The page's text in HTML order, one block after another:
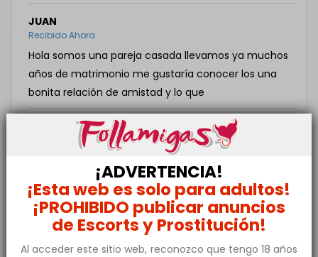
JUAN
Recibido Ahora
Hola somos una pareja casada llevamos ya muchos
años de matrimonio me gustaría conocer los una
bonita relación de amistad y lo que
Recibido Ahora
JUAN
Recibido hace una hora
No la he visto en el pareja estable le gustaría
conocer otra pareja esta vez
¡ADVERTENCIA!
¡Esta web es solo para adultos!
¡PROHIBIDO publicar anuncios
de Escorts y Prostitución!
Al acceder este sitio web, reconozco que tengo 18 años